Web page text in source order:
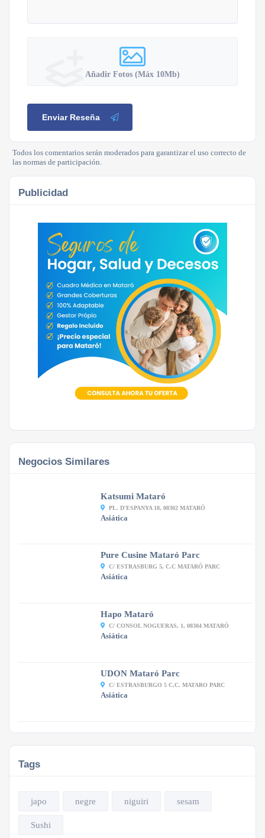
Añadir Fotos (Máx 10Mb)
Enviar Reseña
Todos los comentarios serán moderados para garantizar el uso correcto de
las normas de participación.
Publicidad
Negocios Similares
Katsumi Mataró
PL. D'ESPANYA 18, 08302 MATARÓ
Asiática
Pure Cusine Mataró Parc
C/ ESTRASBURG 5, C.C MATARÓ PARC
Asiática
Hapo Mataró
C/ CONSOL NOGUERAS, 1, 08304 MATARÓ
Asiática
UDON Mataró Parc
C/ ESTRASBURGO 5 C.C. MATARO PARC
Asiática
Tags
japo negre niguiri sesam
Sushi